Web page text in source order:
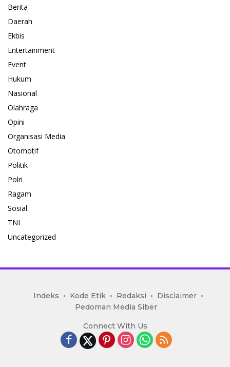
Berita
Daerah
Ekbis
Entertainment
Event
Hukum
Nasional
Olahraga
Opini
Organisasi Media
Otomotif
Politik
Polri
Ragam
Sosial
TNI
Uncategorized
mediakoran.com
Indeks Kode Etik Redaksi
Disclaimer
Pedoman Media Siber
Connect With Us